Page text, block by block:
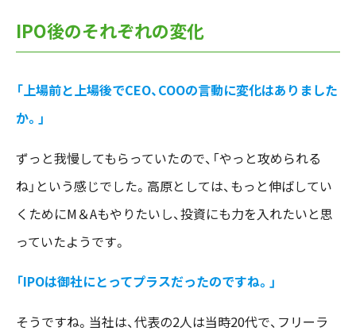
IPO後のそれぞれの変化
「上場前と上場後でCEO、COOの言動に変化はありました
か。」
ずっと我慢してもらっていたので、「やっと攻められる
ね」という感じでした。高原としては、もっと伸ばしてい
くためにM＆Aもやりたいし、投資にも力を入れたいと思
っていたようです。
「IPOは御社にとってプラスだったのですね。」
そうですね。当社は、代表の2人は当時20代で、フリーラ